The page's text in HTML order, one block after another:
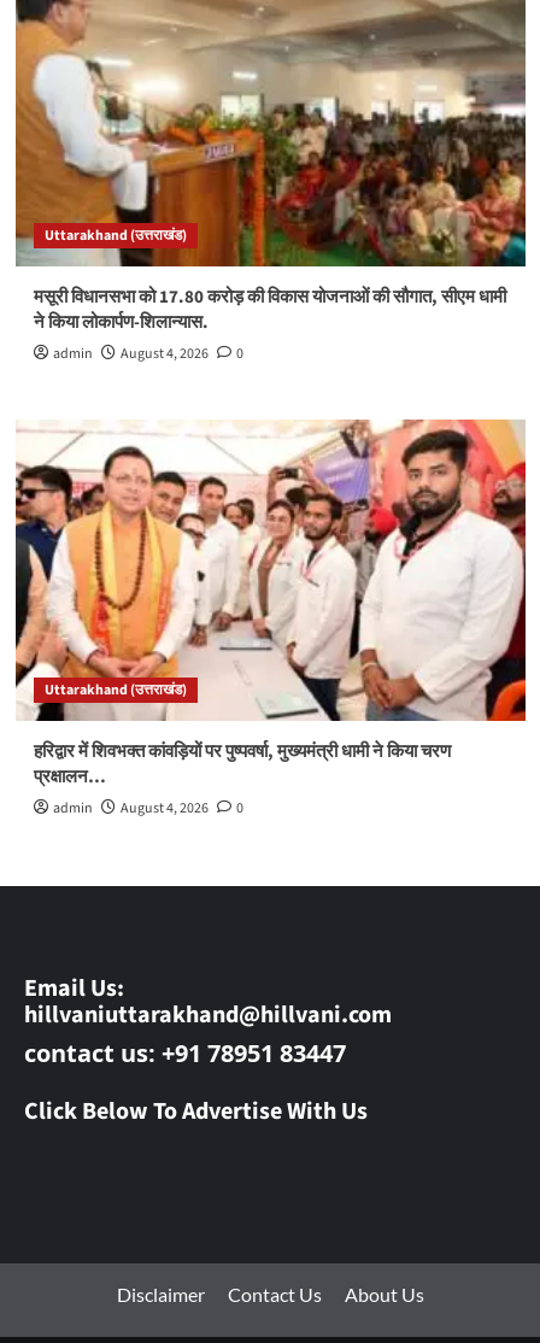
Uttarakhand (उत्तराखंड)
मसूरी विधानसभा को 17.80 करोड़ की विकास योजनाओं की सौगात, सीएम धामी
ने किया लोकार्पण-शिलान्यास.
admin August 4, 2026 0
Uttarakhand (उत्तराखंड)
हरिद्वार में शिवभक्त कांवड़ियों पर पुष्पवर्षा, मुख्यमंत्री धामी ने किया चरण
प्रक्षालन…
admin August 4, 2026 0
Email Us:
hillvaniuttarakhand@hillvani.com
contact us: +91 78951 83447
Click Below To Advertise With Us
Disclaimer Contact Us About Us